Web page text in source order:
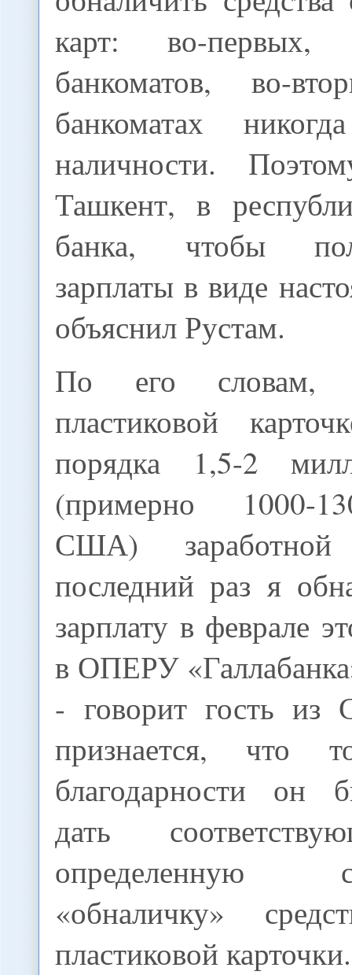
карт: во-
банкоматов, во-
банкоматах
наличности.
Ташкент, в
банка, чтобы
зарплаты в виде
объяснил Рустам.
По его
пластиковой
порядка 1,5-2
(примерно 1000-
США)
последний раз я
зарплату в феврале
в ОПЕРУ
- говорит гость из
признается, что
благодарности он
дать
«обналичку»
пластиковой карточки.